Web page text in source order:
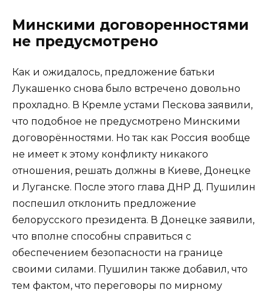
Минскими договоренностями
не предусмотрено
Как и ожидалось, предложение батьки
Лукашенко снова было встречено довольно
прохладно. В Кремле устами Пескова заявили,
что подобное не предусмотрено Минскими
договорённостями. Но так как Россия вообще
не имеет к этому конфликту никакого
отношения, решать должны в Киеве, Донецке
и Луганске. После этого глава ДНР Д. Пушилин
поспешил отклонить предложение
белорусского президента. В Донецке заявили,
что вполне способны справиться с
обеспечением безопасности на границе
своими силами. Пушилин также добавил, что
тем фактом, что переговоры по мирному